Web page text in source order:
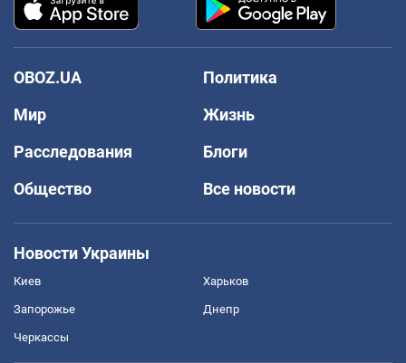
OBOZ.UA
Политика
Мир
Жизнь
Расследования
Блоги
Общество
Все новости
Новости Украины
Киев Харьков
Запорожье Днепр
Черкассы